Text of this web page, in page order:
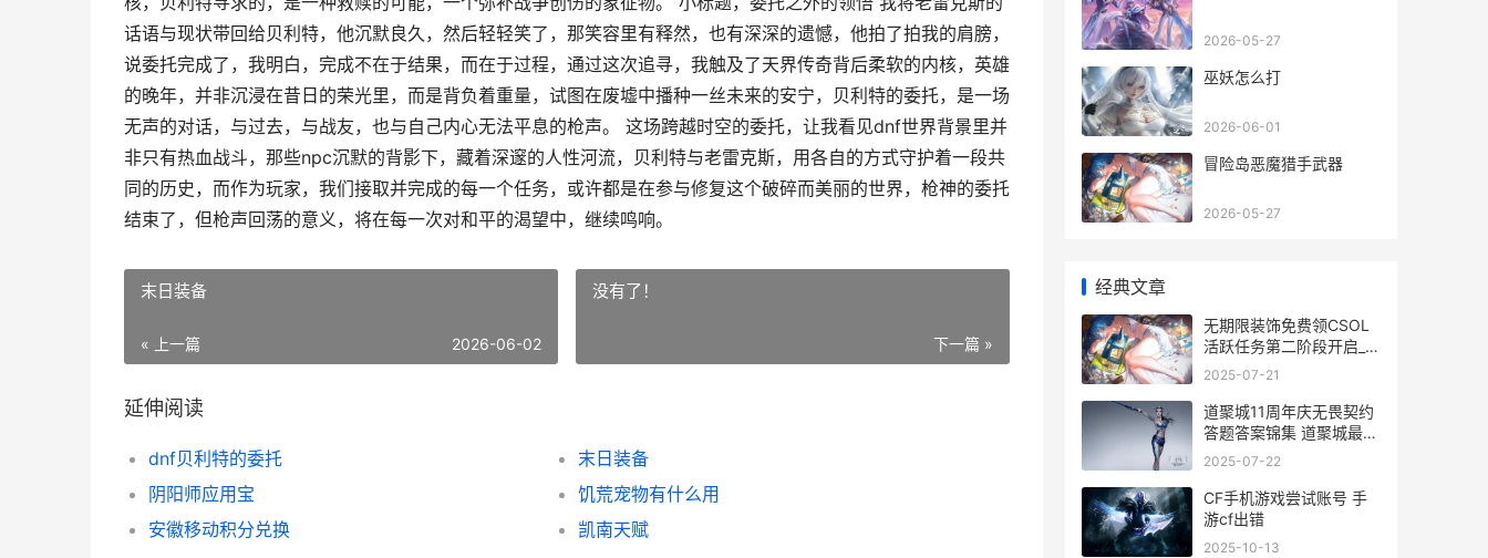
话语与现状带回给贝利特，他沉默良久，然后轻轻笑了，那笑容里有释然，也有深深的遗憾，他拍了拍我的肩膀，
说委托完成了，我明白，完成不在于结果，而在于过程，通过这次追寻，我触及了天界传奇背后柔软的内核，英雄
的晚年，并非沉浸在昔日的荣光里，而是背负着重量，试图在废墟中播种一丝未来的安宁，贝利特的委托，是一场
无声的对话，与过去，与战友，也与自己内心无法平息的枪声。 这场跨越时空的委托，让我看见dnf世界背景里并
非只有热血战斗，那些npc沉默的背影下，藏着深邃的人性河流，贝利特与老雷克斯，用各自的方式守护着一段共
同的历史，而作为玩家，我们接取并完成的每一个任务，或许都是在参与修复这个破碎而美丽的世界，枪神的委托
结束了，但枪声回荡的意义，将在每一次对和平的渴望中，继续鸣响。
末日装备
« 上一篇 2026-06-02
没有了！
下一篇 »
延伸阅读
dnf贝利特的委托
末日装备
阴阳师应用宝
饥荒宠物有什么用
安徽移动积分兑换
凯南天赋
2026-05-27
巫妖怎么打
2026-06-01
冒险岛恶魔猎手武器
2026-05-27
经典文章
无期限装饰免费领CSOL
活跃任务第二阶段开启_
无期限合同的签订条件
2025-07-21
道聚城11周年庆无畏契约
答题答案锦集 道聚城最新
活动
2025-07-22
CF手机游戏尝试账号 手
游cf出错
2025-10-13